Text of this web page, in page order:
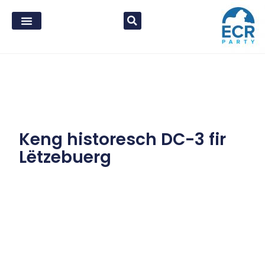
Keng historesch DC-3 fir
Lëtzebuerg